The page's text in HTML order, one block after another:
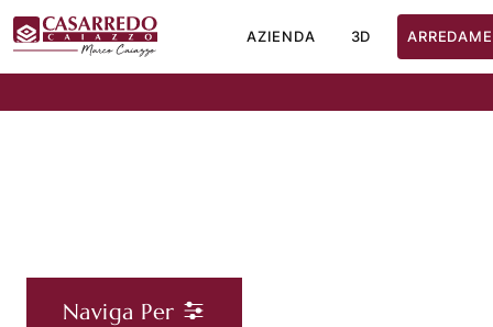
AZIENDA 3D
Naviga Per